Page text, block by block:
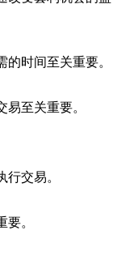
的时间至关重要。
至关重要。
交易。
。